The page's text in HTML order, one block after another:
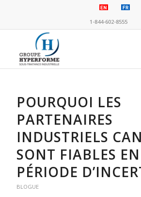
1-844-602-8555
POURQUOI LES
PARTENAIRES
INDUSTRIELS
SONT FIABLES EN
PÉRIODE
BLOGUE